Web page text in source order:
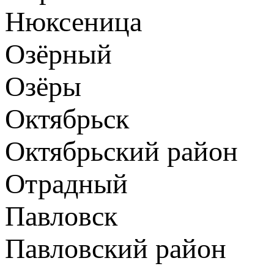
Нюксеница
Озёрный
Озёры
Октябрьск
Октябрьский район
Отрадный
Павловск
Павловский район